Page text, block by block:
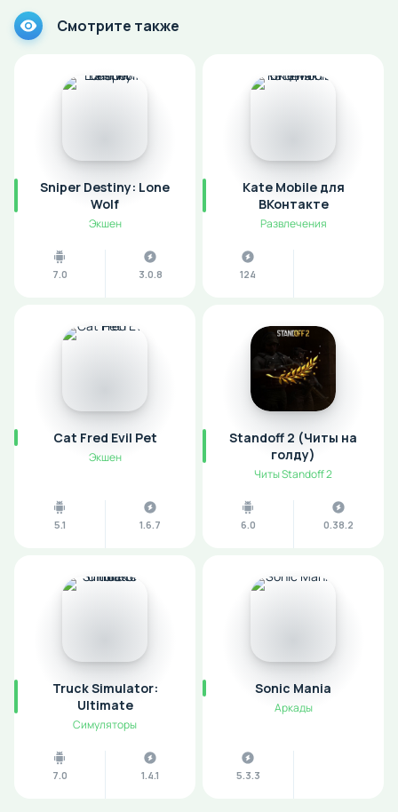
Смотрите также
Sniper Destiny: Lone
Wolf
Экшен
7.0 3.0.8
Kate Mobile для
ВКонтакте
Развлечения
124
Cat Fred Evil Pet
Экшен
5.1 1.6.7
Standoff 2 (Читы на
голду)
Читы Standoff 2
6.0 0.38.2
Truck Simulator:
Ultimate
Симуляторы
7.0 1.4.1
Sonic Mania
Аркады
5.3.3